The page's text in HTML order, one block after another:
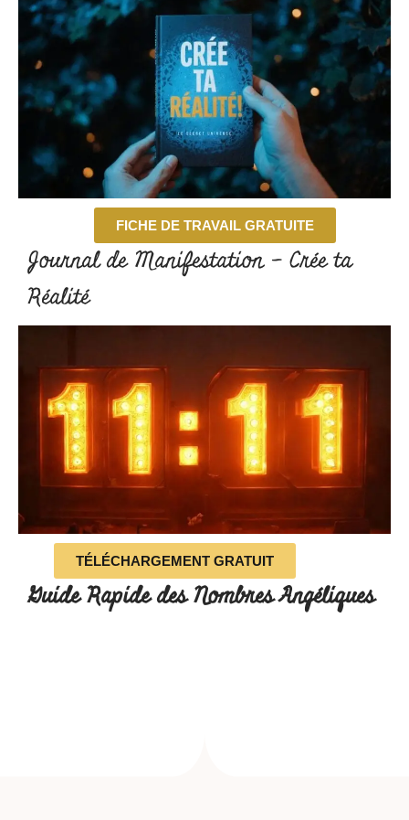
FICHE DE TRAVAIL GRATUITE
Journal de Manifestation – Crée ta
Réalité
TÉLÉCHARGEMENT GRATUIT
Guide Rapide des Nombres Angéliques